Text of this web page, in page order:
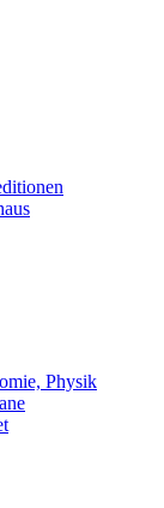
Physik